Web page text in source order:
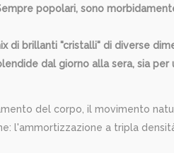
popolari, sono
di brillanti "cristalli" di diverse
dal giorno alla sera, sia per
del corpo, il movimento
l'ammortizzazione a tripla